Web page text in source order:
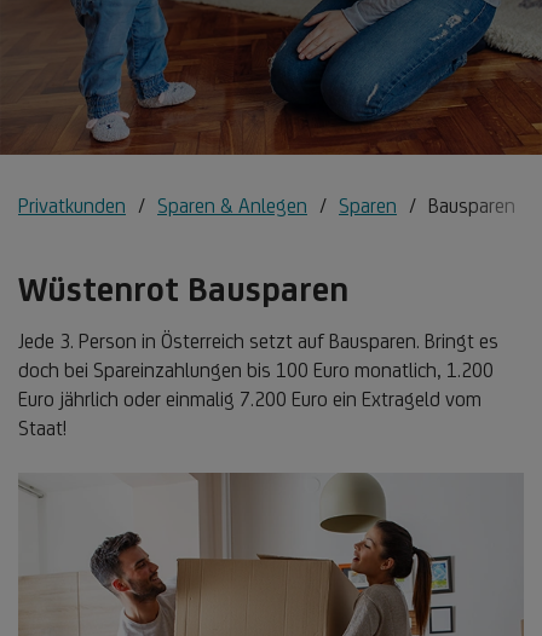
Privatkunden Sparen & Anlegen Sparen Bausparen
Wüstenrot Bausparen
Jede 3. Person in Österreich setzt auf Bausparen. Bringt es
doch bei Spareinzahlungen bis 100 Euro monatlich, 1.200
Euro jährlich oder einmalig 7.200 Euro ein Extrageld vom
Staat!